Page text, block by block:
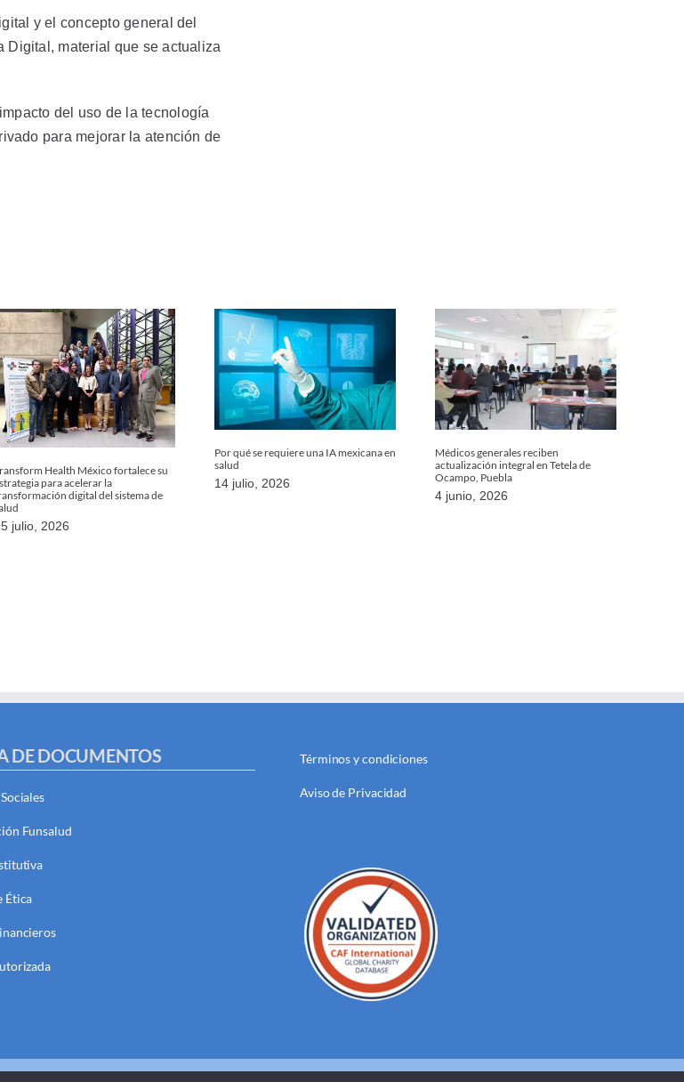
y el concepto general del
Digital, material que se actualiza
del uso de la tecnología
para mejorar la atención de
Health México fortalece su
para acelerar la
digital del sistema de
julio, 2026
Por qué se requiere una IA mexicana en
salud
14 julio, 2026
Médicos generales reciben
actualización integral en Tetela de
Ocampo, Puebla
4 junio, 2026
DE DOCUMENTOS
Funsalud
Ética
Términos y condiciones
Aviso de Privacidad